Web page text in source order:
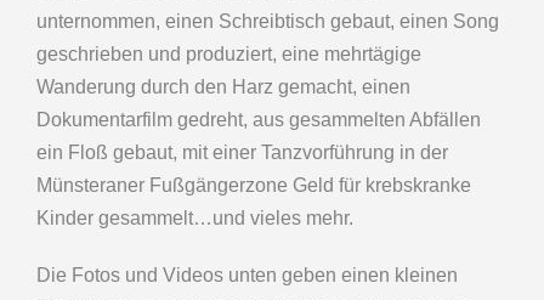
unternommen, einen Schreibtisch gebaut, einen Song
geschrieben und produziert, eine mehrtägige
Wanderung durch den Harz gemacht, einen
Dokumentarfilm gedreht, aus gesammelten Abfällen
ein Floß gebaut, mit einer Tanzvorführung in der
Münsteraner Fußgängerzone Geld für krebskranke
Kinder gesammelt…und vieles mehr.
Die Fotos und Videos unten geben einen kleinen